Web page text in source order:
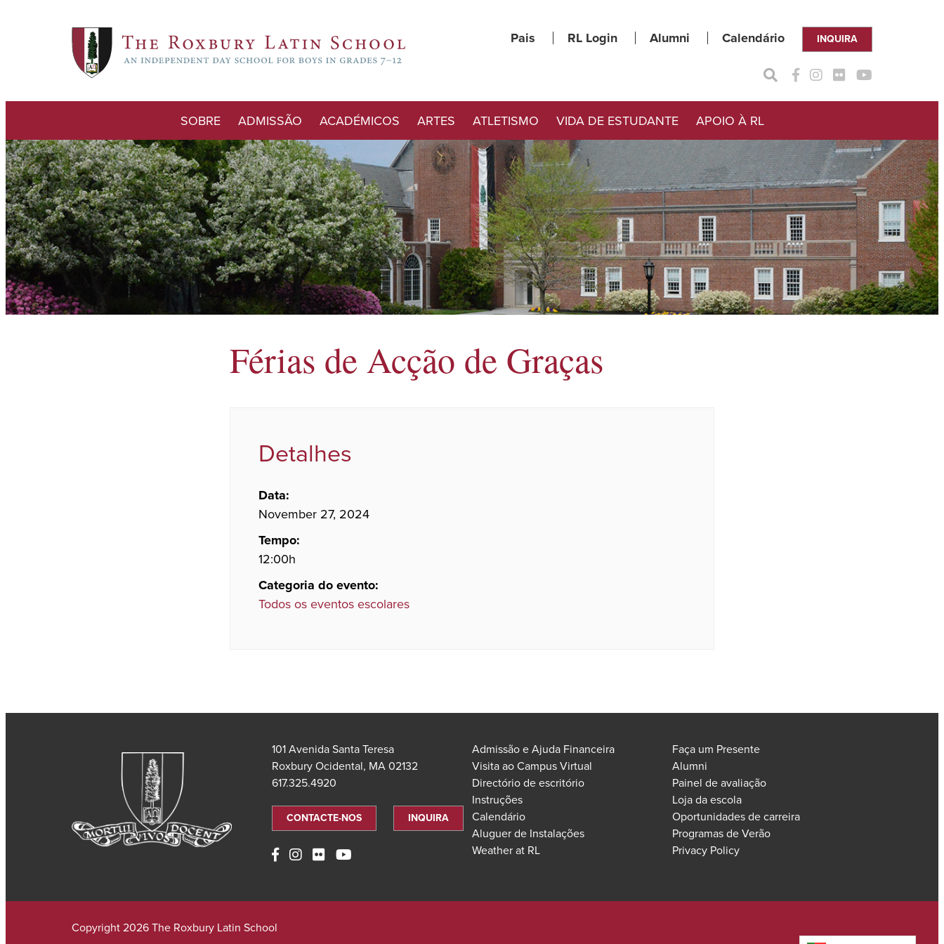
Pais RL Login Alumni Calendário INQUIRA
SOBRE ADMISSÃO ACADÉMICOS ARTES ATLETISMO VIDA DE ESTUDANTE APOIO À RL
Férias de Acção de Graças
Detalhes
Data:
November 27, 2024
Tempo:
12:00h
Categoria do evento:
Todos os eventos escolares
101 Avenida Santa Teresa
Roxbury Ocidental, MA 02132
617.325.4920
CONTACTE-NOS INQUIRA
Admissão e Ajuda Financeira
Visita ao Campus Virtual
Directório de escritório
Instruções
Calendário
Aluguer de Instalações
Weather at RL
Faça um Presente
Alumni
Painel de avaliação
Loja da escola
Oportunidades de carreira
Programas de Verão
Privacy Policy
Copyright 2026 The Roxbury Latin School